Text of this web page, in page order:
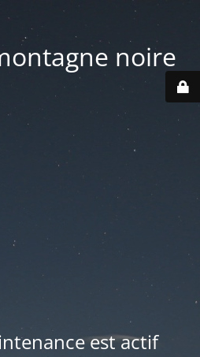
noire
est actif